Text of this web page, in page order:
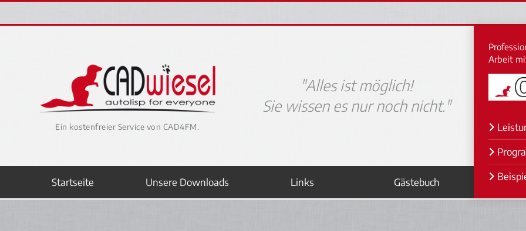
Arbeit
Ein kostenfreier Service von CAD4FM.
"Alles ist möglich!
Sie wissen es nur noch nicht."
Startseite Unsere Downloads Links Gästebuch